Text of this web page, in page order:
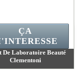
De Laboratoire Beauté
Clementoni
ÇA